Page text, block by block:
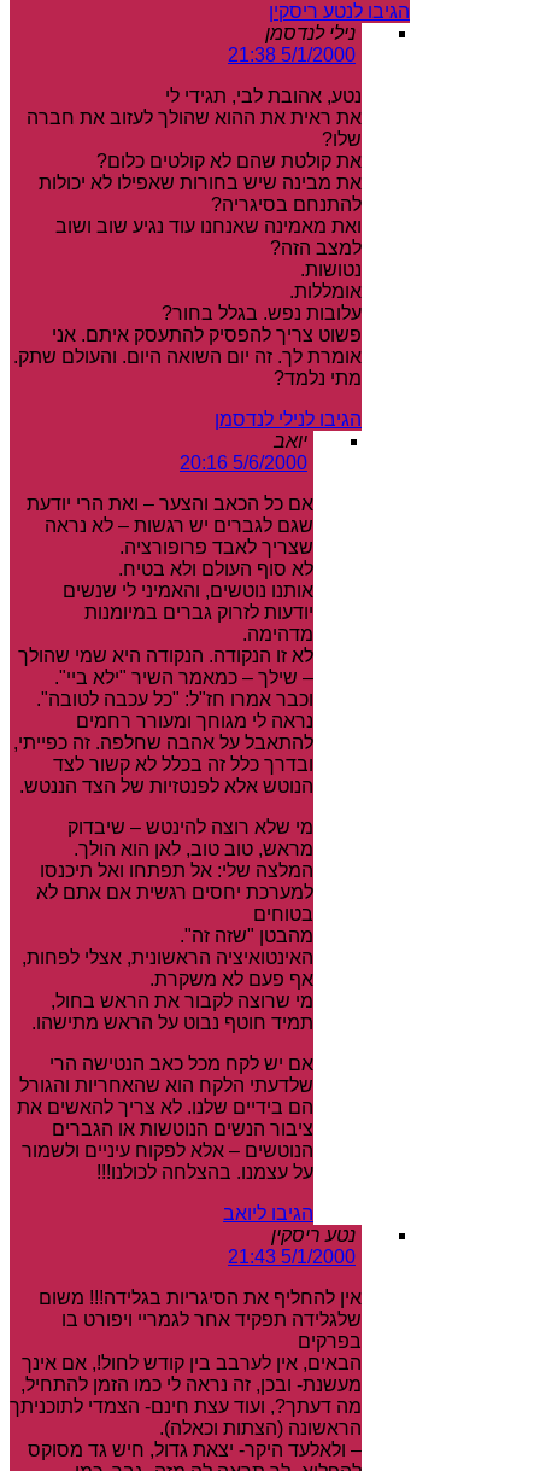
הגיבו לנטע ריסקין
נילי לנדסמן
5/1/2000 21:38
נטע, אהובת לבי, תגידי לי
את ראית את ההוא שהולך לעזוב את חברה
שלו?
את קולטת שהם לא קולטים כלום?
את מבינה שיש בחורות שאפילו לא יכולות
להתנחם בסיגריה?
ואת מאמינה שאנחנו עוד נגיע שוב ושוב
למצב הזה?
נטושות.
אומללות.
עלובות נפש. בגלל בחור?
פשוט צריך להפסיק להתעסק איתם. אני
אומרת לך. זה יום השואה היום. והעולם שתק.
מתי נלמד?
הגיבו לנילי לנדסמן
יואב
5/6/2000 20:16
אם כל הכאב והצער – ואת הרי יודעת
שגם לגברים יש רגשות – לא נראה
שצריך לאבד פרופורציה.
לא סוף העולם ולא בטיח.
אותנו נוטשים, והאמיני לי שנשים
יודעות לזרוק גברים במיומנות
מדהימה.
לא זו הנקודה. הנקודה היא שמי שהולך
– שילך – כמאמר השיר "ילא ביי".
וכבר אמרו חז"ל: "כל עכבה לטובה".
נראה לי מגוחך ומעורר רחמים
להתאבל על אהבה שחלפה. זה כפייתי,
ובדרך כלל זה בכלל לא קשור לצד
הנוטש אלא לפנטזיות של הצד הננטש.
מי שלא רוצה להינטש – שיבדוק
מראש, טוב טוב, לאן הוא הולך.
המלצה שלי: אל תפתחו ואל תיכנסו
למערכת יחסים רגשית אם אתם לא
בטוחים
מהבטן "שזה זה".
האינטואיציה הראשונית, אצלי לפחות,
אף פעם לא משקרת.
מי שרוצה לקבור את הראש בחול,
תמיד חוטף נבוט על הראש מתישהו.
אם יש לקח מכל כאב הנטישה הרי
שלדעתי הלקח הוא שהאחריות והגורל
הם בידיים שלנו. לא צריך להאשים את
ציבור הנשים הנוטשות או הגברים
הנוטשים – אלא לפקוח עיניים ולשמור
על עצמנו. בהצלחה לכולנו!!!
הגיבו ליואב
נטע ריסקין
5/1/2000 21:43
אין להחליף את הסיגריות בגלידה!!! משום
שלגלידה תפקיד אחר לגמריי ויפורט בו
בפרקים
הבאים, אין לערבב בין קודש לחול!, אם אינך
מעשנת- ובכן, זה נראה לי כמו הזמן להתחיל,
מה דעתך?, ועוד עצת חינם- הצמדי לתוכניתך
הראשונה (הצתות וכאלה).
– ולאלעד היקר- יצאת גדול, חיש גד מסוקס